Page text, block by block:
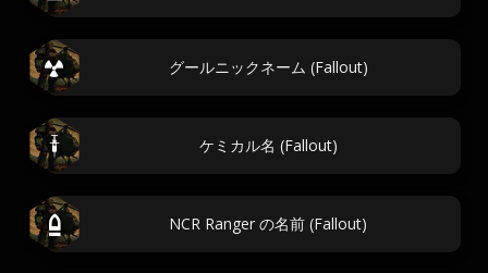
グールニックネーム (Fallout)
ケミカル名 (Fallout)
NCR Ranger の名前 (Fallout)